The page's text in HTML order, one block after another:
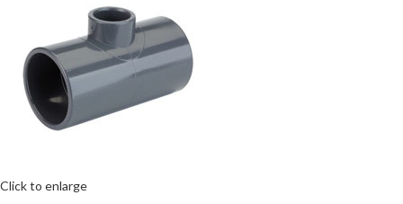
Click to enlarge